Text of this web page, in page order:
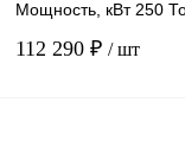
Мощность, кВт 250
112 290 ₽ / шт